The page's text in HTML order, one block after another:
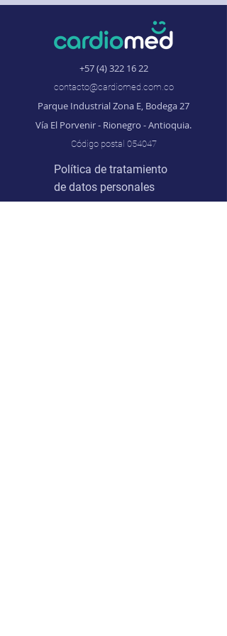
+57 (4) 322 16 22
contacto@cardiomed.com.co
Parque Industrial Zona E, Bodega 27
Vía El Porvenir - Rionegro - Antioquia.
Código postal 054047
Política de tratamiento
de datos personales